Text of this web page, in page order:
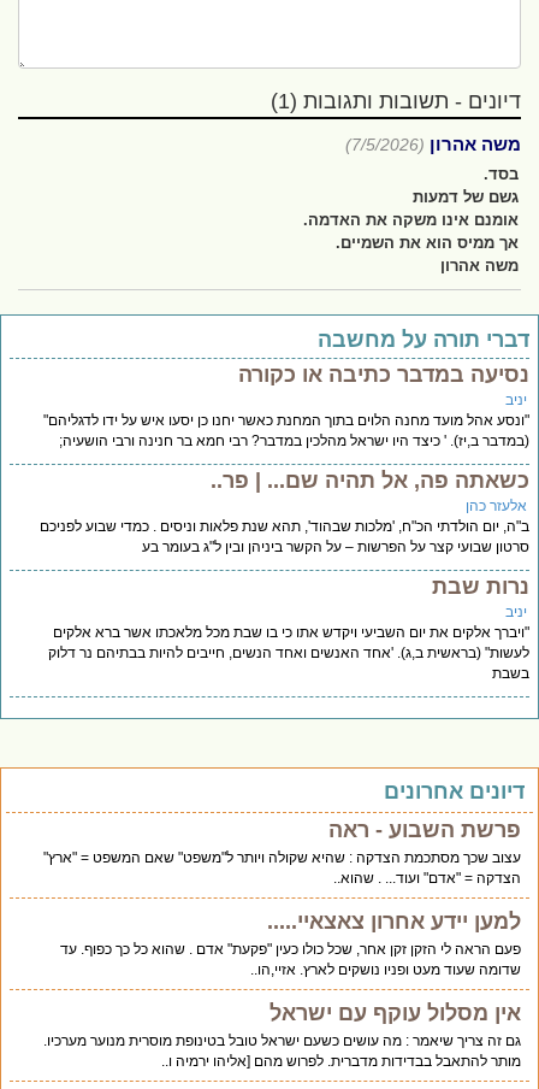
דיונים - תשובות ותגובות (1)
משה אהרון (7/5/2026)
בסד.
גשם של דמעות
אומנם אינו משקה את האדמה.
אך ממיס הוא את השמיים.
משה אהרון
תורה על מחשבה
במדבר כתיבה או כקורה
אהל מועד מחנה הלוים בתוך המחנת כאשר יחנו כן יסעו איש על ידו לדגליהם"
ב,יז). ' כיצד היו ישראל מהלכין במדבר? רבי חמא בר חנינה ורבי הושעיה;
פה, אל תהיה שם... | פר..
כהן
יום הולדתי הכ"ח, 'מלכות שבהוד', תהא שנת פלאות וניסים . כמדי שבוע לפניכם
שבועי קצר על הפרשות – על הקשר ביניהן ובין ל"ג בעומר בע
שבת
אלקים את יום השביעי ויקדש אתו כי בו שבת מכל מלאכתו אשר ברא אלקים
(בראשית ב,ג). 'אחד האנשים ואחד הנשים, חייבים להיות בבתיהם נר דלוק
אחרונים
פרשת השבוע - ראה
עצוב שכך מסתכמת הצדקה : שהיא שקולה ויותר ל"משפט" שאם המשפט = "ארץ"
הצדקה = "אדם" ועוד... . שהוא..
למען יידע אחרון צאצאיי.....
פעם הראה לי הזקן זקן אחר, שכל כולו כעין "פקעת" אדם . שהוא כל כך כפוף. עד
שדומה שעוד מעט ופניו נושקים לארץ. אזיי,הו..
אין מסלול עוקף עם ישראל
גם זה צריך שיאמר : מה עושים כשעם ישראל טובל בטינופת מוסרית מנוער מערכיו.
מותר להתאבל בבדידות מדברית. לפרוש מהם [אליהו ירמיה ו..